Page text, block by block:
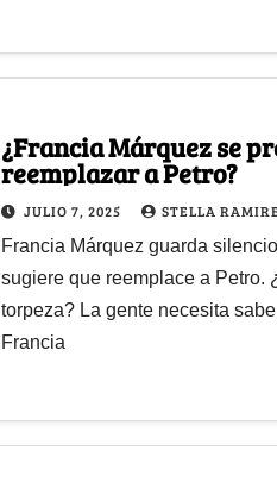
¿Francia Márquez se
reemplazar a Petro?
JULIO 7, 2025 STELLA
Francia Márquez guarda
sugiere que reemplace a Petro.
torpeza? La gente necesita
Francia